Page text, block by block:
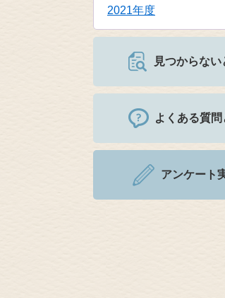
2021年度
見つからない
よくある質問
アンケート